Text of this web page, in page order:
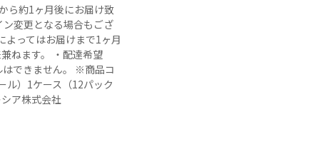
ら約1ヶ月後にお届け致
変更となる場合もござ
よってはお届けまで1ヶ月
ねます。 ・配達希望
はできません。 ※商品コ
）1ケース（12パック
ア株式会社